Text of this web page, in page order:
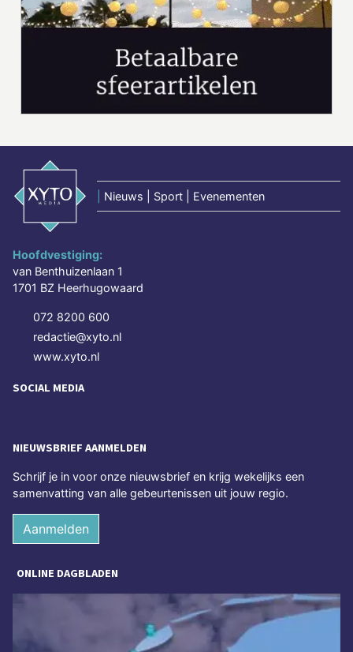
Nieuws | Sport | Evenementen
Hoofdvestiging:
van Benthuizenlaan 1
1701 BZ Heerhugowaard
072 8200 600
redactie@xyto.nl
www.xyto.nl
SOCIAL MEDIA
NIEUWSBRIEF AANMELDEN
Schrijf je in voor onze nieuwsbrief en krijg wekelijks een
samenvatting van alle gebeurtenissen uit jouw regio.
Aanmelden
ONLINE DAGBLADEN